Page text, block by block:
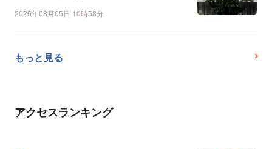
2026年08月05日 10時58分
もっと見る
アクセスランキング